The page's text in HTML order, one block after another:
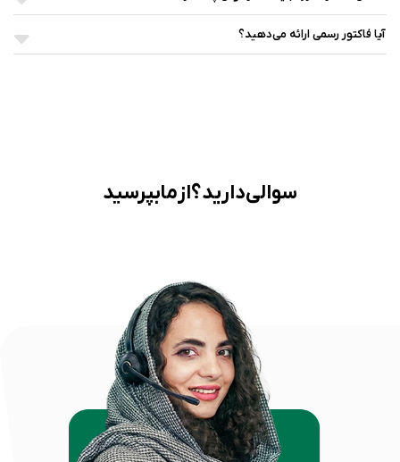
آیا فاکتور رسمی ارائه می‌دهید؟
سوالی دارید؟ از ما بپرسید